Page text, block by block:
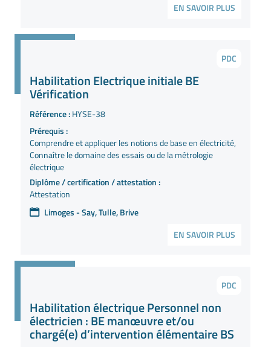
EN SAVOIR PLUS
PDC
Habilitation Electrique initiale BE
Vérification
Référence :HYSE-38
Prérequis :
Comprendre et appliquer les notions de base en électricité,
Connaître le domaine des essais ou de la métrologie
électrique
Diplôme / certification / attestation :
Attestation
Limoges - Say, Tulle, Brive
EN SAVOIR PLUS
PDC
Habilitation électrique Personnel non
électricien : BE manœuvre et/ou
chargé(e) d’intervention élémentaire BS